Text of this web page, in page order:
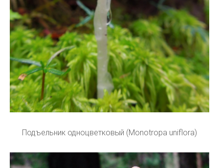
Подъельник одноцветковый (Monotropa uniflora)